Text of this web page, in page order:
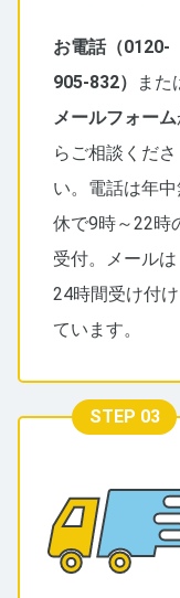
お電話（0120-
905-832）
また
メールフォーム
らご相談くださ
い。電話は年
休で9時～22時
受付。メールは
24時間受け付け
ています。
STEP 03